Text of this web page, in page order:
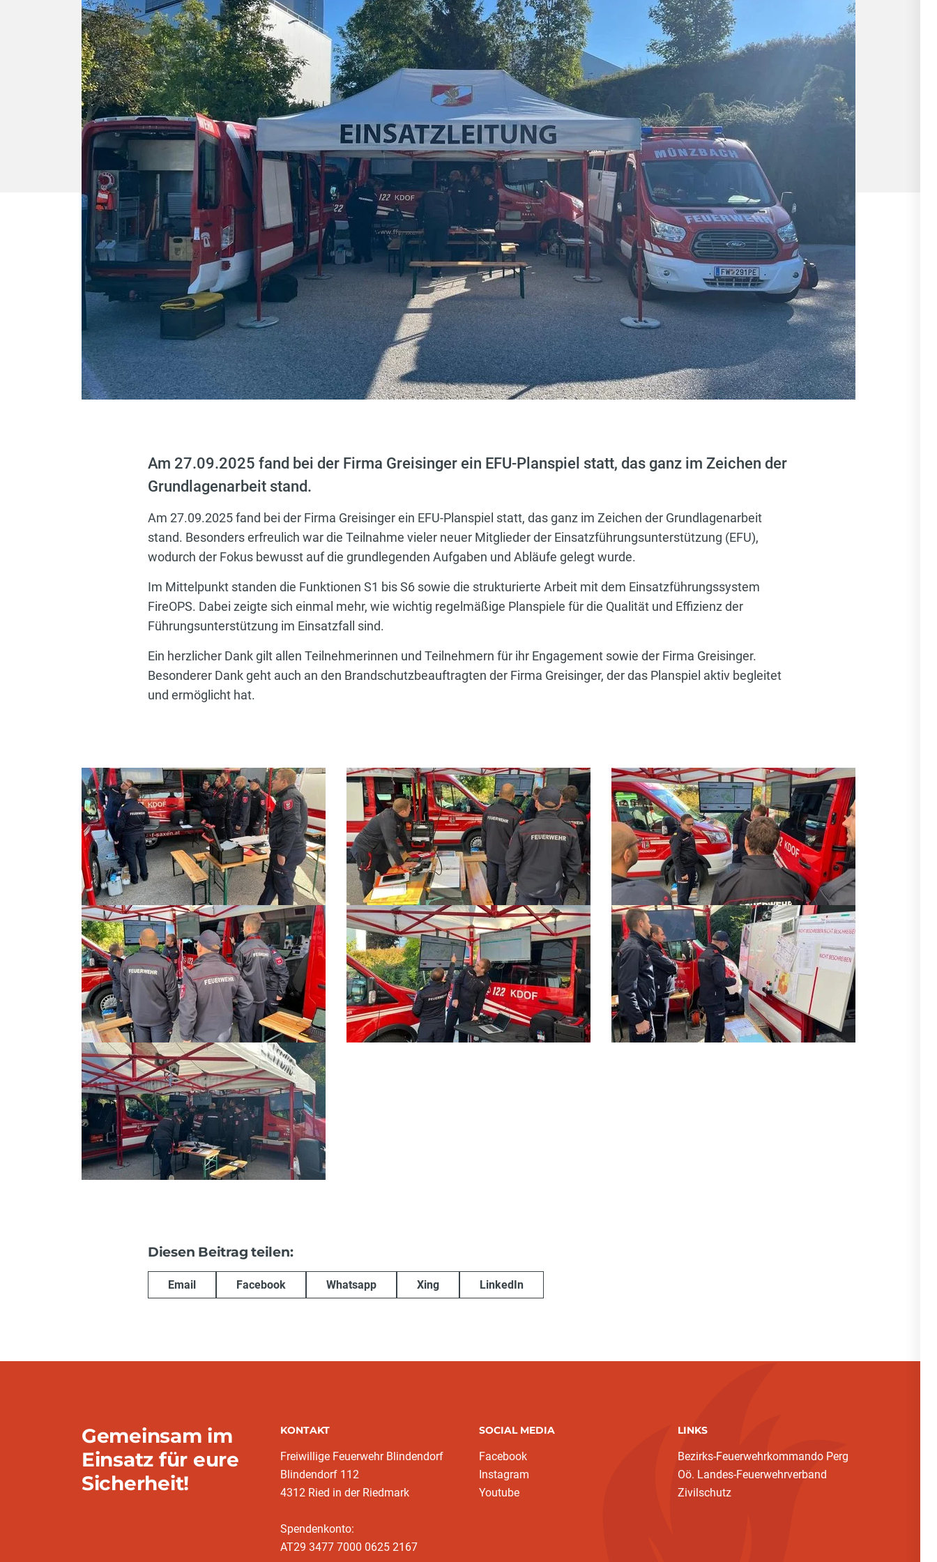
Am 27.09.2025 fand bei der Firma Greisinger ein EFU-Planspiel statt, das ganz im Zeichen der
Grundlagenarbeit stand.
Am 27.09.2025 fand bei der Firma Greisinger ein EFU-Planspiel statt, das ganz im Zeichen der Grundlagenarbeit
stand. Besonders erfreulich war die Teilnahme vieler neuer Mitglieder der Einsatzführungsunterstützung (EFU),
wodurch der Fokus bewusst auf die grundlegenden Aufgaben und Abläufe gelegt wurde.
Im Mittelpunkt standen die Funktionen S1 bis S6 sowie die strukturierte Arbeit mit dem Einsatzführungssystem
FireOPS. Dabei zeigte sich einmal mehr, wie wichtig regelmäßige Planspiele für die Qualität und Effizienz der
Führungsunterstützung im Einsatzfall sind.
Ein herzlicher Dank gilt allen Teilnehmerinnen und Teilnehmern für ihr Engagement sowie der Firma Greisinger.
Besonderer Dank geht auch an den Brandschutzbeauftragten der Firma Greisinger, der das Planspiel aktiv begleitet
und ermöglicht hat.
Diesen Beitrag teilen:
Email Facebook Whatsapp Xing LinkedIn
Gemeinsam im
Einsatz für eure
Sicherheit!
KONTAKT
Freiwillige Feuerwehr Blindendorf
Blindendorf 112
4312 Ried in der Riedmark
Spendenkonto:
AT29 3477 7000 0625 2167
SOCIAL MEDIA
Facebook
Instagram
Youtube
LINKS
Bezirks-Feuerwehrkommando Perg
Oö. Landes-Feuerwehrverband
Zivilschutz